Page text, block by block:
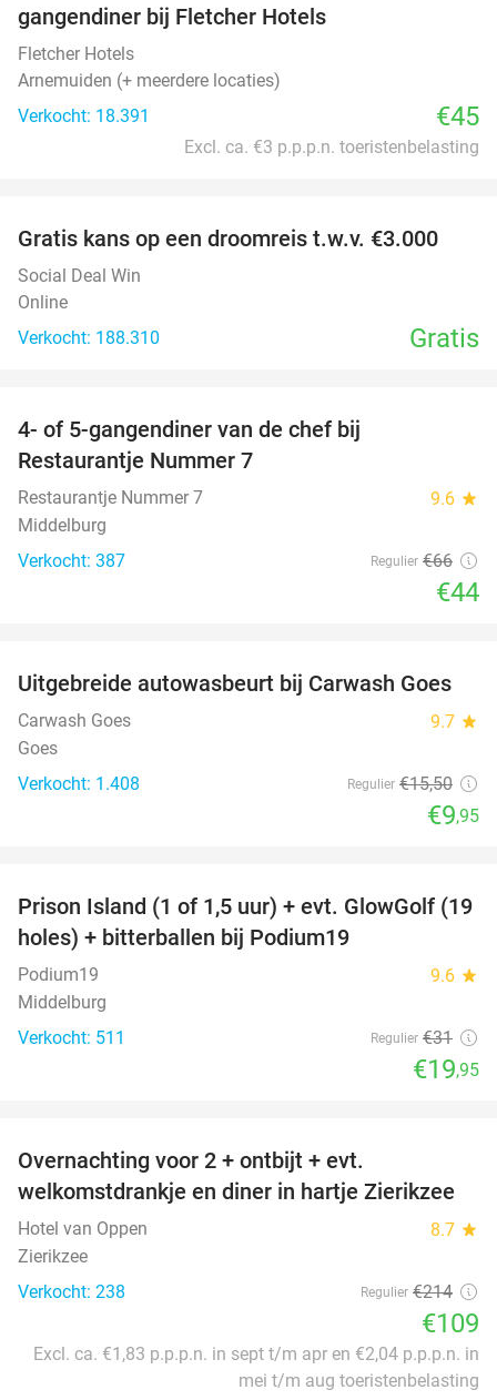
gangendiner bij Fletcher Hotels
Fletcher Hotels
Arnemuiden (+ meerdere locaties)
Verkocht: 18.391
€45
Excl. ca. €3 p.p.p.n. toeristenbelasting
Gratis kans op een droomreis t.w.v. €3.000
Social Deal Win
Online
Verkocht: 188.310
Gratis
4- of 5-gangendiner van de chef bij
Restaurantje Nummer 7
Restaurantje Nummer 7 9.6 star
Middelburg
Verkocht: 387
Regulier €66
€44
36%
Uitgebreide autowasbeurt bij Carwash Goes
Carwash Goes 9.7 star
Goes
Verkocht: 1.408
Regulier €15,50
€9,95
36%
Prison Island (1 of 1,5 uur) + evt. GlowGolf (19
holes) + bitterballen bij Podium19
Podium19 9.6 star
Middelburg
Verkocht: 511
Regulier €31
€19,95
Overnachting voor 2 + ontbijt + evt.
welkomstdrankje en diner in hartje Zierikzee
Hotel van Oppen 8.7 star
Zierikzee
Verkocht: 238
Regulier €214
€109
Excl. ca. €1,83 p.p.p.n. in sept t/m apr en €2,04 p.p.p.n. in
mei t/m aug toeristenbelasting